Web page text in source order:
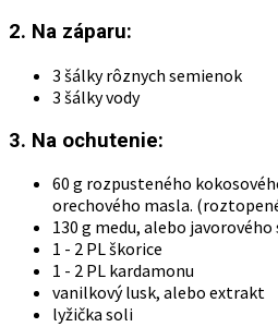
2. Na záparu:
3 šálky rôznych semienok
3 šálky vody
3. Na ochutenie:
60 g rozpusteného
orechového masla.
130 g medu, alebo javorového
1 - 2 PL škorice
1 - 2 PL kardamonu
vanilkový lusk, alebo extrakt
lyžička soli